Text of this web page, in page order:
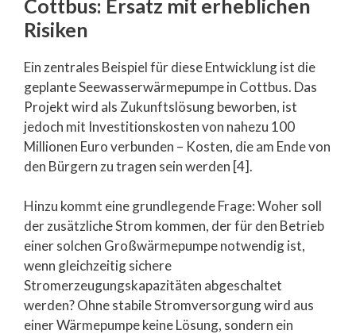
Cottbus: Ersatz mit erheblichen
Risiken
Ein zentrales Beispiel für diese Entwicklung ist die
geplante Seewasserwärmepumpe in Cottbus. Das
Projekt wird als Zukunftslösung beworben, ist
jedoch mit Investitionskosten von nahezu 100
Millionen Euro verbunden – Kosten, die am Ende von
den Bürgern zu tragen sein werden [4].
Hinzu kommt eine grundlegende Frage: Woher soll
der zusätzliche Strom kommen, der für den Betrieb
einer solchen Großwärmepumpe notwendig ist,
wenn gleichzeitig sichere
Stromerzeugungskapazitäten abgeschaltet
werden? Ohne stabile Stromversorgung wird aus
einer Wärmepumpe keine Lösung, sondern ein